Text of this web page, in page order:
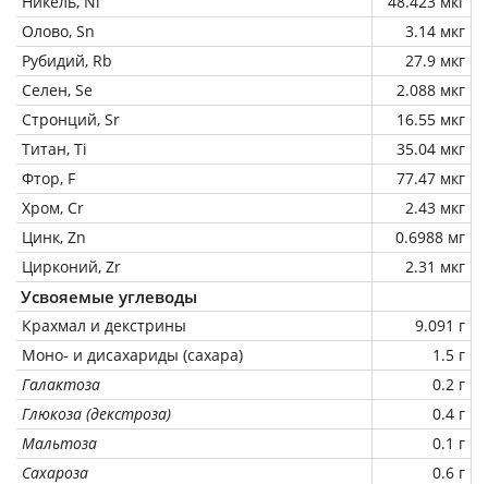
Олово, Sn
3.14 мкг
Рубидий, Rb
27.9 мкг
Селен, Se
2.088 мкг
Стронций, Sr
16.55 мкг
Титан, Ti
35.04 мкг
Фтор, F
77.47 мкг
Хром, Cr
2.43 мкг
Цинк, Zn
0.6988 мг
Цирконий, Zr
2.31 мкг
Усвояемые углеводы
Крахмал и декстрины
9.091 г
Моно- и дисахариды (сахара)
1.5 г
Галактоза
0.2 г
Глюкоза (декстроза)
0.4 г
Мальтоза
0.1 г
Сахароза
0.6 г